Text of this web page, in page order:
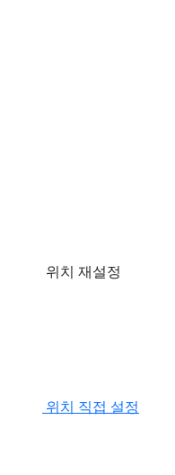
위치 재설정
위치 직접 설정